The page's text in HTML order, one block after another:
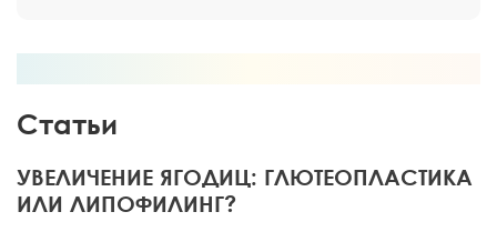
Статьи
УВЕЛИЧЕНИЕ ЯГОДИЦ: ГЛЮТЕОПЛАСТИКА
ИЛИ ЛИПОФИЛИНГ?